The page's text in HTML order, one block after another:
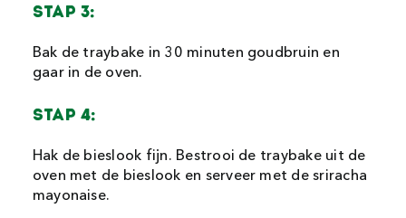
STAP 3:
Bak de traybake in 30 minuten goudbruin en
gaar in de oven.
STAP 4:
Hak de bieslook fijn. Bestrooi de traybake uit de
oven met de bieslook en serveer met de sriracha
mayonaise.